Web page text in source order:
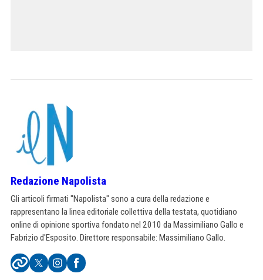
Redazione Napolista
Gli articoli firmati "Napolista" sono a cura della redazione e
rappresentano la linea editoriale collettiva della testata, quotidiano
online di opinione sportiva fondato nel 2010 da Massimiliano Gallo e
Fabrizio d'Esposito. Direttore responsabile: Massimiliano Gallo.